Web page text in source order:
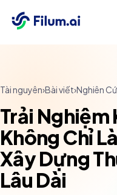
Tài nguyên›Bài viết›Nghiên
Trải Nghiệm
Không Chỉ
Xây Dựng
Lâu Dài